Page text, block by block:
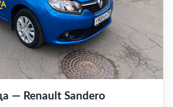
— Renault Sandero